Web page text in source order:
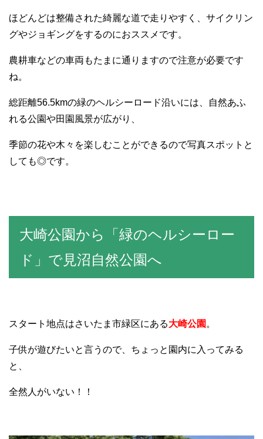
ほどんどは整備された綺麗な道で走りやすく、サイクリン
グやジョギングをするのにおススメです。
農耕車などの車両もたまに通りますので注意が必要です
ね。
総距離56.5kmの緑のヘルシーロード沿いには、自然あふ
れる公園や田園風景が広がり、
季節の花や木々を楽しむことができるので写真スポットと
しても◎です。
大崎公園から「緑のヘルシーロー
ド」で見沼自然公園へ
スタート地点はさいたま市緑区にある大崎公園 。
子供が遊びたいと言うので、ちょっと園内に入ってみる
と、
全然人がいない！！